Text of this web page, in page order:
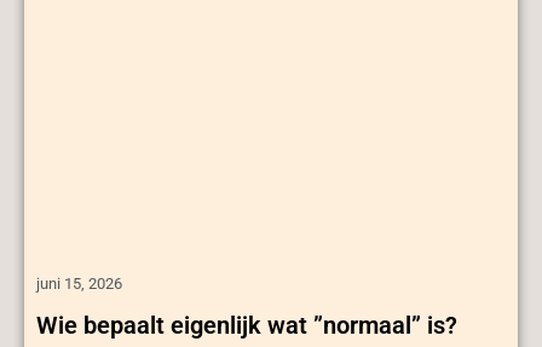
juni 15, 2026
Wie bepaalt eigenlijk wat ”normaal” is?